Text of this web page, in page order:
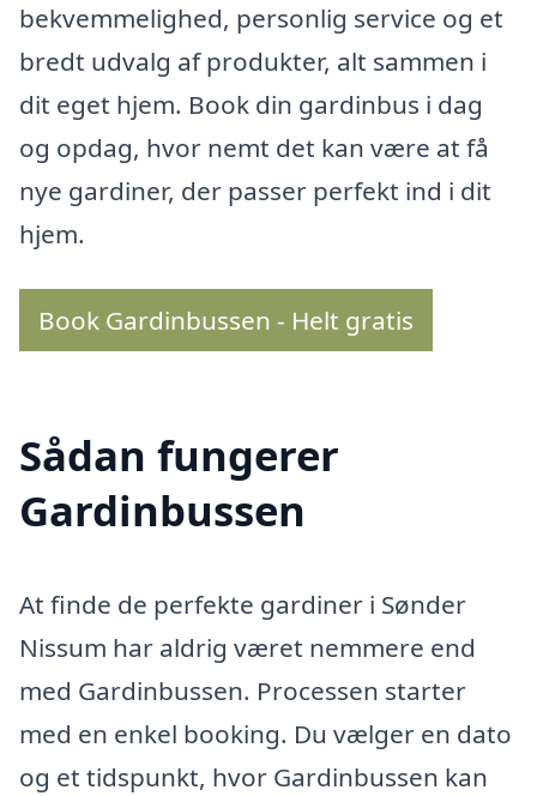
bekvemmelighed, personlig service og et
bredt udvalg af produkter, alt sammen i
dit eget hjem. Book din gardinbus i dag
og opdag, hvor nemt det kan være at få
nye gardiner, der passer perfekt ind i dit
hjem.
Book Gardinbussen - Helt gratis
Sådan fungerer
Gardinbussen
At finde de perfekte gardiner i Sønder
Nissum har aldrig været nemmere end
med Gardinbussen. Processen starter
med en enkel booking. Du vælger en dato
og et tidspunkt, hvor Gardinbussen kan